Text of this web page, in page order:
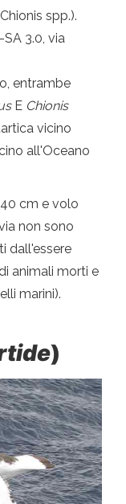
spp.).
3.0, via
entrambe
E Chionis
vicino
all'Oceano
cm e volo
non sono
dall'essere
animali morti e
marini).
)